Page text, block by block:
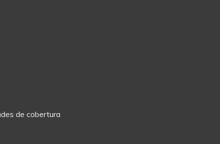
de cobertura